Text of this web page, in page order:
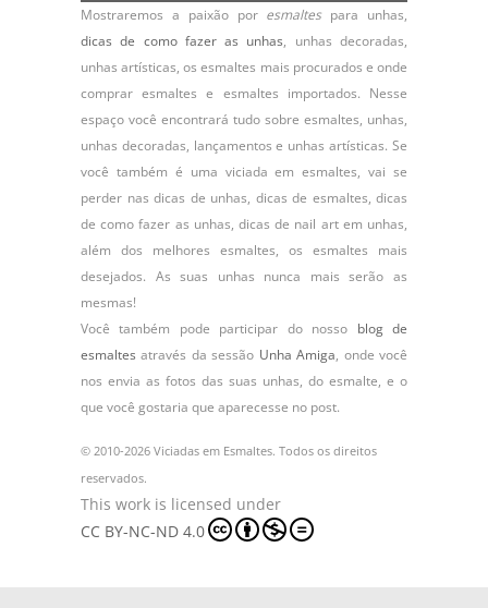
Mostraremos a paixão por esmaltes para unhas,
dicas de como fazer as unhas, unhas decoradas,
unhas artísticas, osesmaltes mais procurados e onde
comprar esmaltes e esmaltes importados. Nesse
espaço você encontrará tudo sobre esmaltes, unhas,
unhas decoradas, lançamentos e unhas artísticas. Se
você também é uma viciada em esmaltes, vai se
perder nas dicas de unhas, dicas de esmaltes, dicas
de como fazer as unhas, dicas de nail art em unhas,
além dos melhores esmaltes, os esmaltes mais
desejados. As suas unhas nunca mais serão as
mesmas!
Você também pode participar do nosso blog de
esmaltes através da sessão Unha Amiga, onde você
nos envia as fotos das suas unhas, do esmalte, e o
que você gostaria que aparecesse no post.
© 2010-2026 Viciadas em Esmaltes. Todos os direitos
reservados.
This work is licensed under
CC BY-NC-ND 4.0